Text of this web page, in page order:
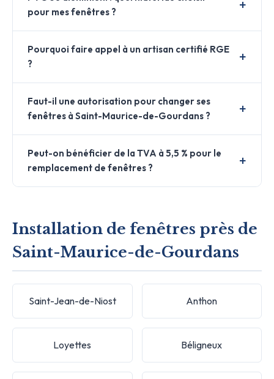
pour mes fenêtres ?
Pourquoi faire appel à un artisan certifié RGE
?
Faut-il une autorisation pour changer ses
fenêtres à Saint-Maurice-de-Gourdans ?
Peut-on bénéficier de la TVA à 5,5 % pour le
remplacement de fenêtres ?
Installation de fenêtres près de
Saint-Maurice-de-Gourdans
Saint-Jean-de-Niost Anthon
Loyettes Béligneux